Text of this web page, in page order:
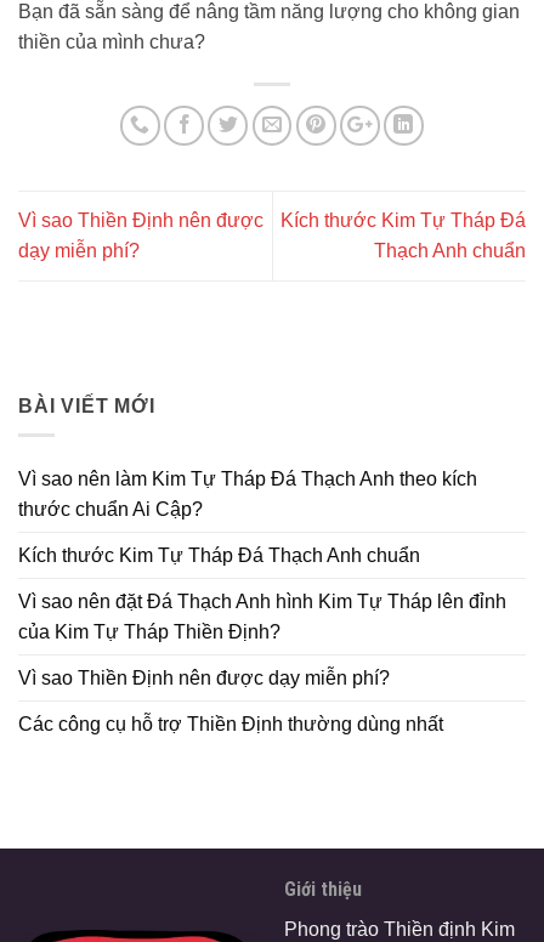
Bạn đã sẵn sàng để nâng tầm năng lượng cho không gian
thiền của mình chưa?
Vì sao Thiền Định nên được
dạy miễn phí?
Kích thước Kim Tự Tháp Đá
Thạch Anh chuẩn
BÀI VIẾT MỚI
Vì sao nên làm Kim Tự Tháp Đá Thạch Anh theo kích
thước chuẩn Ai Cập?
Kích thước Kim Tự Tháp Đá Thạch Anh chuẩn
Vì sao nên đặt Đá Thạch Anh hình Kim Tự Tháp lên đỉnh
của Kim Tự Tháp Thiền Định?
Vì sao Thiền Định nên được dạy miễn phí?
Các công cụ hỗ trợ Thiền Định thường dùng nhất
Giới thiệu
Phong trào Thiền định Kim